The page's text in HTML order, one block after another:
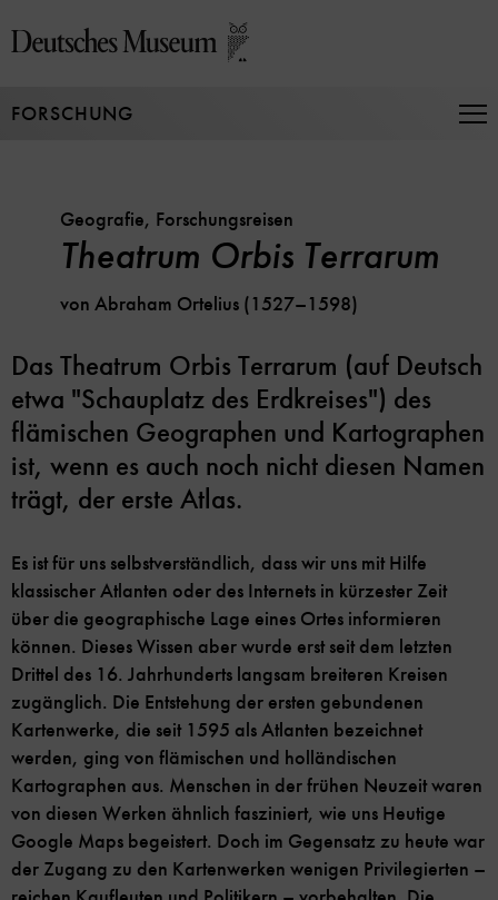
zum
FORSCHUNG
Geografie, Forschungsreisen
Theatrum Orbis Terrarum
von Abraham Ortelius (1527–1598)
Das Theatrum Orbis Terrarum (auf Deutsch
etwa "Schauplatz des Erdkreises") des
flämischen Geographen und Kartographen
ist, wenn es auch noch nicht diesen Namen
trägt, der erste Atlas.
Es ist für uns selbstverständlich, dass wir uns mit Hilfe
klassischer Atlanten oder des Internets in kürzester Zeit
über die geographische Lage eines Ortes informieren
können. Dieses Wissen aber wurde erst seit dem letzten
Drittel des 16. Jahrhunderts langsam breiteren Kreisen
zugänglich. Die Entstehung der ersten gebundenen
Kartenwerke, die seit 1595 als Atlanten bezeichnet
werden, ging von flämischen und holländischen
Kartographen aus. Menschen in der frühen Neuzeit waren
von diesen Werken ähnlich fasziniert, wie uns Heutige
Google Maps begeistert. Doch im Gegensatz zu heute war
der Zugang zu den Kartenwerken wenigen Privilegierten –